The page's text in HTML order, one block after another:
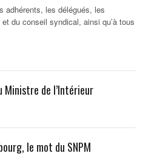
adhérents, les délégués, les
du conseil syndical, ainsi qu’à tous
Ministre de l’Intérieur
le mot du SNPM